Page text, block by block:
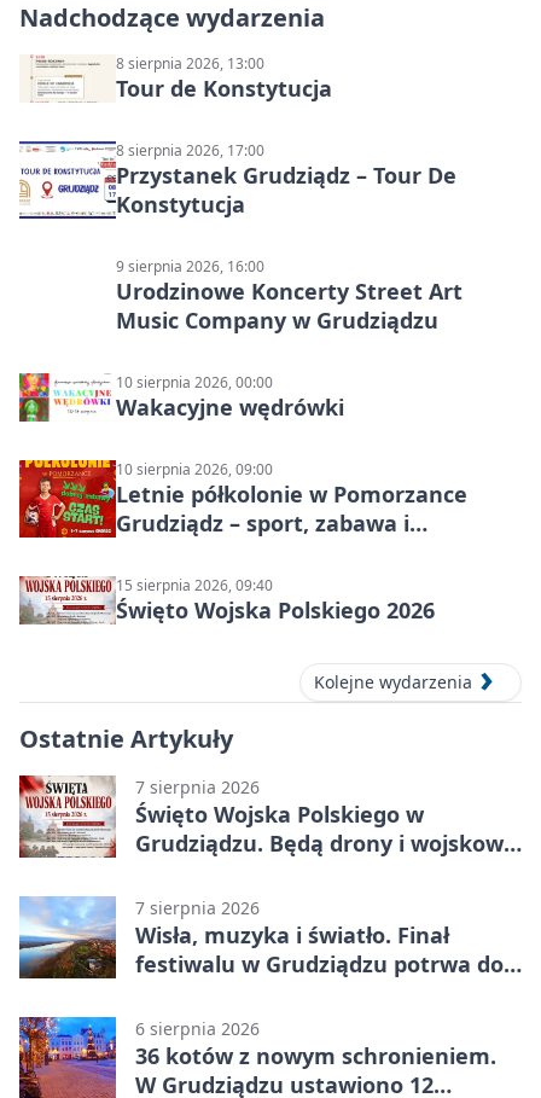
Nadchodzące wydarzenia
8 sierpnia 2026, 13:00
Tour de Konstytucja
8 sierpnia 2026, 17:00
Przystanek Grudziądz – Tour De
Konstytucja
9 sierpnia 2026, 16:00
Urodzinowe Koncerty Street Art
Music Company w Grudziądzu
10 sierpnia 2026, 00:00
Wakacyjne wędrówki
10 sierpnia 2026, 09:00
Letnie półkolonie w Pomorzance
Grudziądz – sport, zabawa i
15 sierpnia 2026, 09:40
Święto Wojska Polskiego 2026
Kolejne wydarzenia
Ostatnie Artykuły
7 sierpnia 2026
Święto Wojska Polskiego w
Grudziądzu. Będą drony i wojskowa
7 sierpnia 2026
Wisła, muzyka i światło. Finał
festiwalu w Grudziądzu potrwa do
6 sierpnia 2026
36 kotów z nowym schronieniem.
W Grudziądzu ustawiono 12